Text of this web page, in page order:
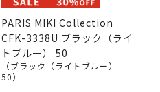
PARIS MIKI Collection
CFK-3338U ブラック（ライ
トブルー） 50
（ブラック（ライトブルー）
50）